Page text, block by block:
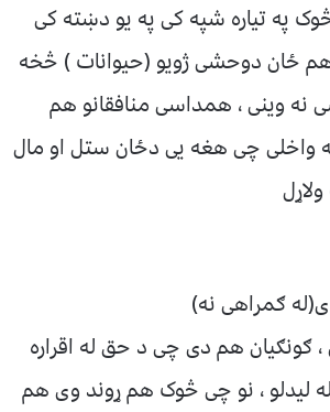
په تیاره شپه کی په یو دښته کی
ځان دوحشی ژویو (حیوانات ) څخه
نه وینی ، همداسی منافقانو هم
واخلی چی هغه یی دځان ستل او مال
ګمراهی نه)
ګونګیان هم دی چی د حق له اقراره
له لیدلو ، نو چی څوک هم ړوند وی هم